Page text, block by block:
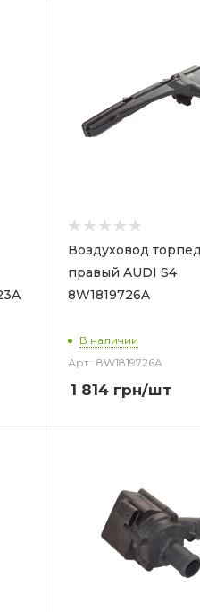
Воздуховод
правый AUDI S4
8W1819726A
В наличии
Арт.: 8W1819726A
1 814 грн/шт